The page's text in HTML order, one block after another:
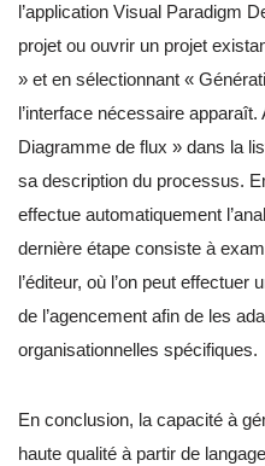
l’application Visual Paradigm
projet ou ouvrir un projet
» et en sélectionnant «
l’interface nécessaire
Diagramme de flux » dans la
sa description du processus.
effectue automatiquement
dernière étape consiste à
l’éditeur, où l’on peut
de l’agencement afin de les
organisationnelles spécifiques.
En conclusion, la capacité à
haute qualité à partir de